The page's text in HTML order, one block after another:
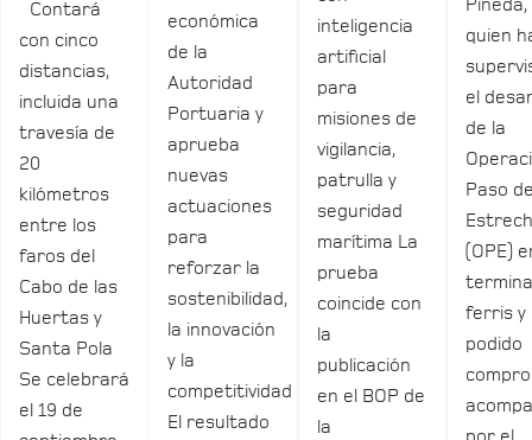
Contará
con cinco
distancias,
incluida una
travesía de
20
kilómetros
entre los
faros del
Cabo de las
Huertas y
Santa Pola
Se celebrará
el 19 de
económica
de la
Autoridad
Portuaria y
aprueba
nuevas
actuaciones
para
reforzar la
sostenibilidad,
la innovación
y la
competitividad
El resultado
inteligencia
artificial
para
misiones de
vigilancia,
patrulla y
seguridad
marítima La
prueba
coincide con
la
publicación
en el BOP de
la
Pineda,
quien
el
de la
Paso
(OPE)
ferris y
podido